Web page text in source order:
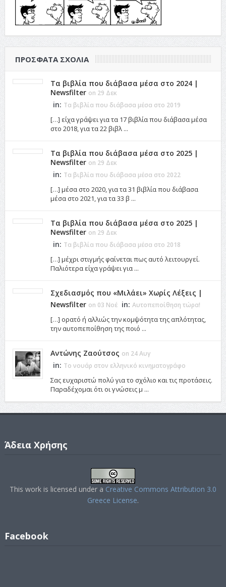
ΠΡΌΣΦΑΤΑ ΣΧΌΛΙΑ
Τα βιβλία που διάβασα μέσα στο 2024 |
Newsfilter on 29 Δεκ
in: Τα βιβλία που διάβασα μέσα στο 2019
[…] είχα γράψει για τα 17 βιβλία που διάβασα μέσα
στο 2018, για τα 22 βιβλ ...
Τα βιβλία που διάβασα μέσα στο 2025 |
Newsfilter on 29 Δεκ
in: Τα βιβλία που διάβασα μέσα στο 2022
[…] μέσα στο 2020, για τα 31 βιβλία που διάβασα
μέσα στο 2021, για τα 33 β ...
Τα βιβλία που διάβασα μέσα στο 2025 |
Newsfilter on 29 Δεκ
in: Τα βιβλία που διάβασα μέσα στο 2018
[…] μέχρι στιγμής φαίνεται πως αυτό λειτουργεί.
Παλιότερα είχα γράψει για ...
Σχεδιασμός που «Μιλάει» Χωρίς Λέξεις |
Newsfilter on 03 Νοέ in: Αυτοπεποίθηση τώρα!
[…] ορατό ή αλλιώς την κομψότητα της απλότητας,
την αυτοπεποίθηση της ποιό ...
Αντώνης Ζαούτσος on 24 Αυγ
in: Το νουάρ στον ελληνικό κινηματογράφο
Σας ευχαριστώ πολύ για το σχόλιο και τις προτάσεις.
Παραδέχομαι ότι οι γνώσεις μ ...
Άδεια Χρήσης
This work is licensed under a Creative Commons Attribution 3.0
Greece License.
Facebook